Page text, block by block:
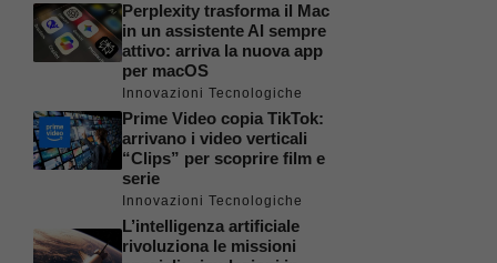
Perplexity trasforma il Mac
in un assistente AI sempre
attivo: arriva la nuova app
per macOS
Innovazioni Tecnologiche
Prime Video copia TikTok:
arrivano i video verticali
“Clips” per scoprire film e
serie
Innovazioni Tecnologiche
L’intelligenza artificiale
rivoluziona le missioni